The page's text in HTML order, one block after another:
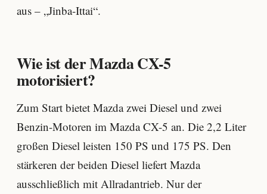
aus – „Jinba-Ittai“.
Wie ist der Mazda CX-5
motorisiert?
Zum Start bietet Mazda zwei Diesel und zwei
Benzin-Motoren im Mazda CX-5 an. Die 2,2 Liter
großen Diesel leisten 150 PS und 175 PS. Den
stärkeren der beiden Diesel liefert Mazda
ausschließlich mit Allradantrieb. Nur der